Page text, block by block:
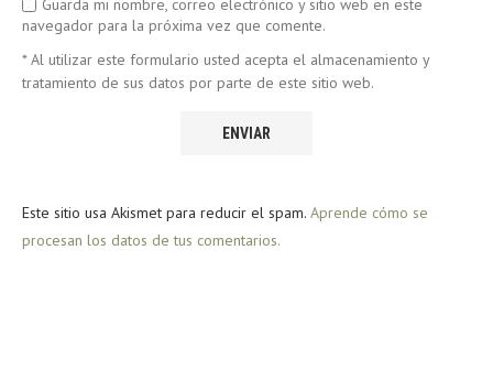
Guarda mi nombre, correo electrónico y sitio web en este
navegador para la próxima vez que comente.
* Al utilizar este formulario usted acepta el almacenamiento y
tratamiento de sus datos por parte de este sitio web.
Este sitio usa Akismet para reducir el spam. Aprende cómo se
procesan los datos de tus comentarios.